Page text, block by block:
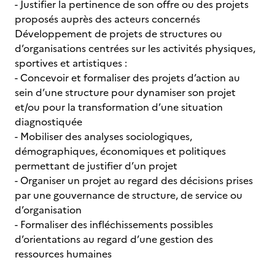
- Justifier la pertinence de son offre ou des projets
proposés auprès des acteurs concernés
Développement de projets de structures ou
d’organisations centrées sur les activités physiques,
sportives et artistiques :
- Concevoir et formaliser des projets d’action au
sein d’une structure pour dynamiser son projet
et/ou pour la transformation d’une situation
diagnostiquée
- Mobiliser des analyses sociologiques,
démographiques, économiques et politiques
permettant de justifier d’un projet
- Organiser un projet au regard des décisions prises
par une gouvernance de structure, de service ou
d’organisation
- Formaliser des infléchissements possibles
d’orientations au regard d’une gestion des
ressources humaines